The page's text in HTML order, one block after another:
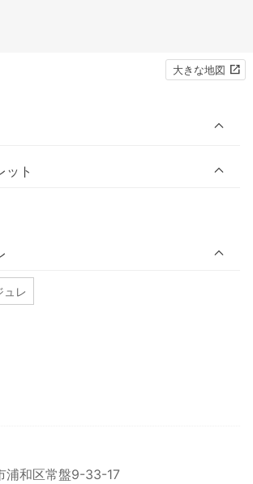
大きな地図
ット
ュレ
浦和区常盤9-33-17